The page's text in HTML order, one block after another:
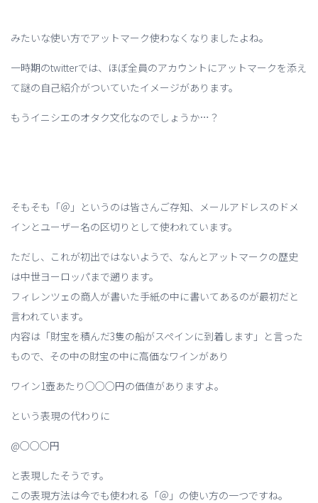
みたいな使い方でアットマーク使わなくなりましたよね。
一時期のtwitterでは、ほぼ全員のアカウントにアットマークを添え
て謎の自己紹介がついていたイメージがあります。
もうイニシエのオタク文化なのでしょうか…？
そもそも「＠」というのは皆さんご存知、メールアドレスのドメ
インとユーザー名の区切りとして使われています。
ただし、これが初出ではないようで、なんとアットマークの歴史
は中世ヨーロッパまで遡ります。
フィレンツェの商人が書いた手紙の中に書いてあるのが最初だと
言われています。
内容は「財宝を積んだ3隻の船がスペインに到着します」と言った
もので、その中の財宝の中に高価なワインがあり
ワイン1壺あたり○○○円の価値がありますよ。
という表現の代わりに
@○○○円
と表現したそうです。
この表現方法は今でも使われる「＠」の使い方の一つですね。